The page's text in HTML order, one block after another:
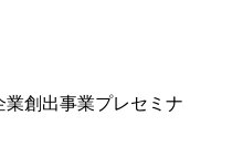
創出事業プレセミナ